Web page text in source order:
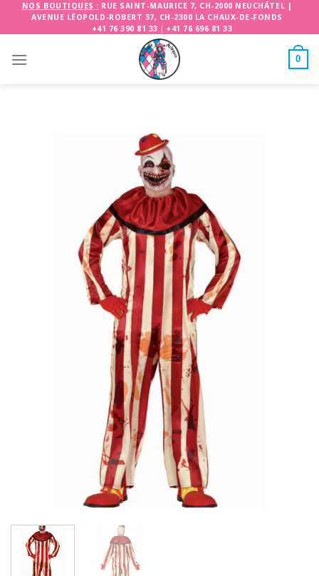
NOS BOUTIQUES : RUE SAINT-MAURICE 7, CH-2000 NEUCHÂTEL |
AVENUE LÉOPOLD-ROBERT 37, CH-2300 LA CHAUX-DE-FONDS
+41 76 390 81 33 | +41 76 696 81 33
0